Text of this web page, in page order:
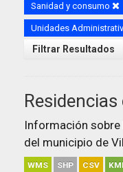
Sanidad y consumo
Unidades
Filtrar Resultados
Información sobre
del municipio de
WMS SHP CSV